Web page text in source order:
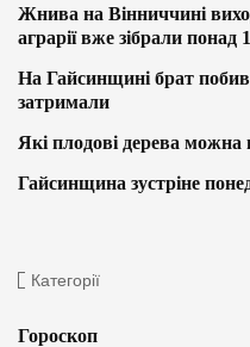
Жнива на Вінниччині
аграрії вже зібрали понад
На Гайсинщині брат побив
затримали
Які плодові дерева можна
Гайсинщина зустріне
Категорії
Гороскоп